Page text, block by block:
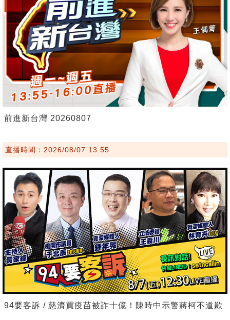
前進新台灣 20260807
直播時間：2026/08/07 13:55
94要客訴 / 慈濟買疫苗被詐十億！陳時中示警蔣柯不道歉